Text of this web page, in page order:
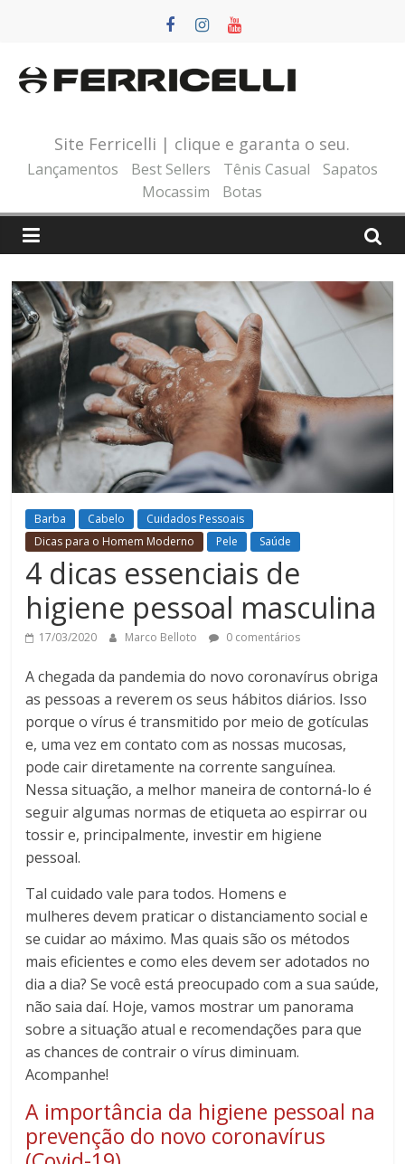
conteúdo
Site Ferricelli | clique e garanta o seu.
Lançamentos Best Sellers Tênis Casual
Sapatos
Mocassim
Botas
Barba Cabelo
Cuidados Pessoais
Dicas para o Homem Moderno
Pele Saúde
4 dicas essenciais de
higiene pessoal masculina
17/03/2020 Marco Belloto 0 comentários
A chegada da pandemia do novo coronavírus obriga
as pessoas a reverem os seus hábitos diários. Isso
porque o vírus é transmitido por meio de gotículas
e, uma vez em contato com as nossas mucosas,
pode cair diretamente na corrente sanguínea.
Nessa situação, a melhor maneira de contorná-lo é
seguir algumas normas de etiqueta ao espirrar ou
tossir e, principalmente, investir em higiene
pessoal.
Tal cuidado vale para todos. Homens e
mulheres devem praticar o distanciamento social e
se cuidar ao máximo. Mas quais são os métodos
mais eficientes e como eles devem ser adotados no
dia a dia? Se você está preocupado com a sua saúde,
não saia daí. Hoje, vamos mostrar um panorama
sobre a situação atual e recomendações para que
as chances de contrair o vírus diminuam.
Acompanhe!
A importância da higiene pessoal na
prevenção do novo coronavírus